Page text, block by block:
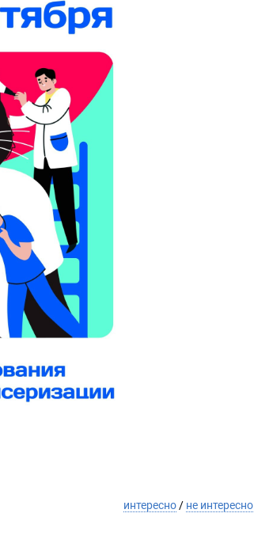
интересно / не интересно